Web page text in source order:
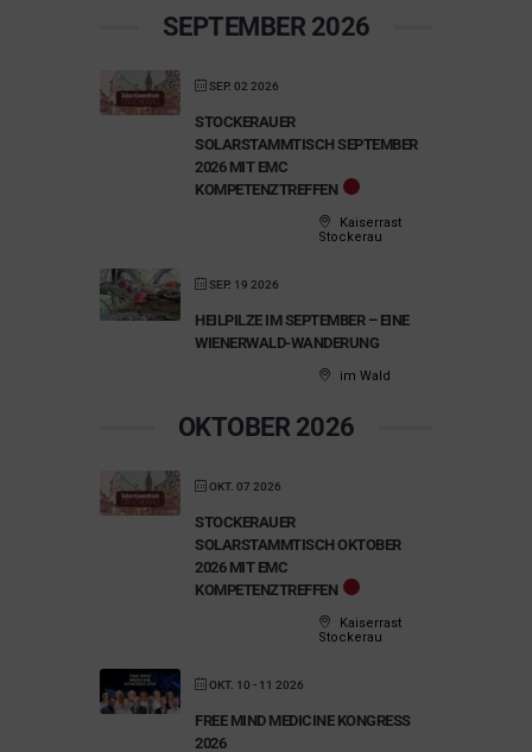
SEPTEMBER 2026
SEP. 02 2026
STOCKERAUER
SOLARSTAMMTISCH SEPTEMBER
2026 MIT EMC
KOMPETENZTREFFEN
Kaiserrast
Stockerau
SEP. 19 2026
HEILPILZE IM SEPTEMBER – EINE
WIENERWALD-WANDERUNG
im Wald
OKTOBER 2026
OKT. 07 2026
STOCKERAUER
SOLARSTAMMTISCH OKTOBER
2026 MIT EMC
KOMPETENZTREFFEN
Kaiserrast
Stockerau
OKT. 10 - 11 2026
FREE MIND MEDICINE KONGRESS
2026